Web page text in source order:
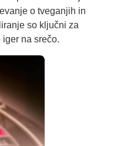
o tveganjih in
so ključni za
na srečo.